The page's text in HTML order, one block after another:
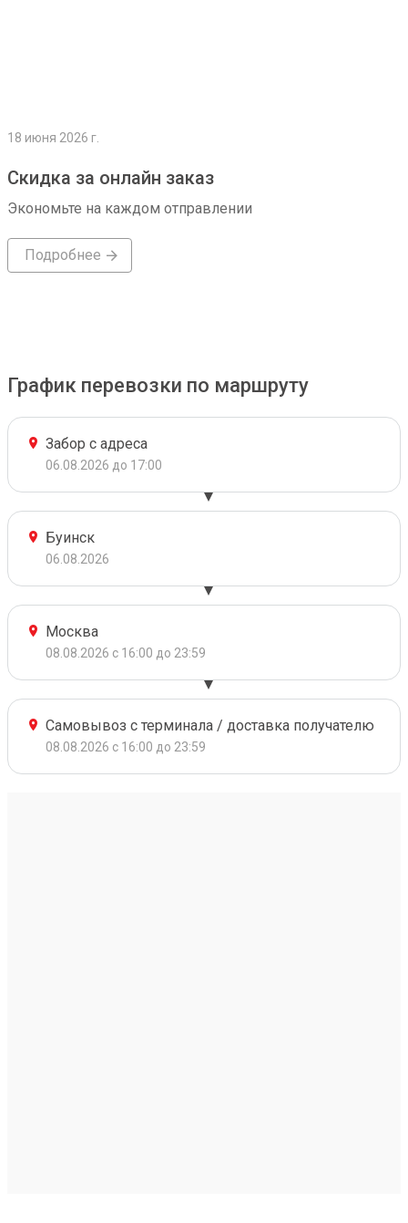
18 июня 2026 г.
Скидка за онлайн заказ
Экономьте на каждом отправлении
Подробнее
График перевозки по маршруту
Забор с адреса
06.08.2026 до 17:00
Буинск
06.08.2026
Москва
08.08.2026 с 16:00 до 23:59
Самовывоз с терминала / доставка получателю
08.08.2026 с 16:00 до 23:59